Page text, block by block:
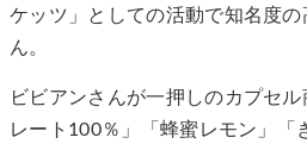
ケッツ」としての活動で知名度
ん。
ビビアンさんが一押しのカプセ
レート100％」「蜂蜜レモン」